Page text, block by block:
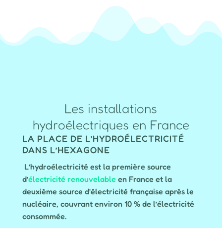
Les installations
hydroélectriques en France
LA PLACE DE L’HYDROÉLECTRICITÉ
DANS L’HEXAGONE
L’hydroélectricité est la première source
d’électricité renouvelable en France et la
deuxième source d’électricité française après le
nucléaire, couvrant environ 10 % de l’électricité
consommée.